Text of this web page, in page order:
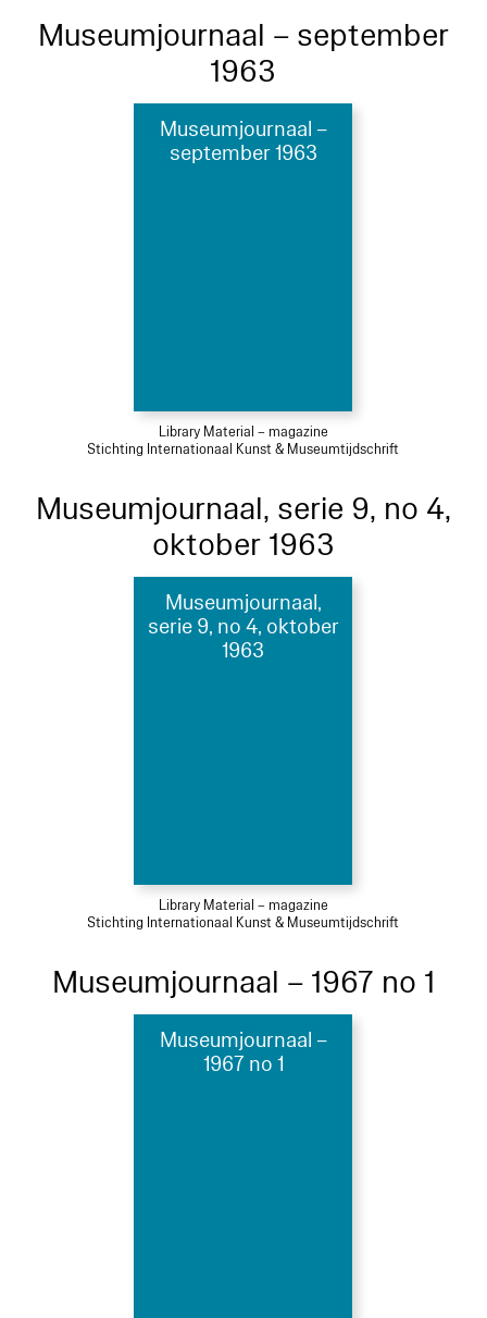
Museumjournaal – september
1963
Museumjournaal –
september 1963
Library Material – magazine
Stichting Internationaal Kunst & Museumtijdschrift
Museumjournaal, serie 9, no 4,
oktober 1963
Museumjournaal,
serie 9, no 4, oktober
1963
Library Material – magazine
Stichting Internationaal Kunst & Museumtijdschrift
Museumjournaal – 1967 no 1
Museumjournaal –
1967 no 1